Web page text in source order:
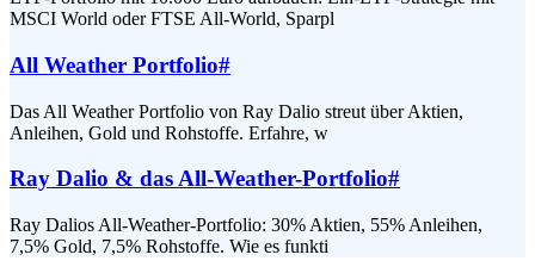
MSCI World oder FTSE All-World, Sparpl
All Weather Portfolio#
Das All Weather Portfolio von Ray Dalio streut über Aktien,
Anleihen, Gold und Rohstoffe. Erfahre, w
Ray Dalio & das All-Weather-Portfolio#
Ray Dalios All-Weather-Portfolio: 30% Aktien, 55% Anleihen,
7,5% Gold, 7,5% Rohstoffe. Wie es funkti